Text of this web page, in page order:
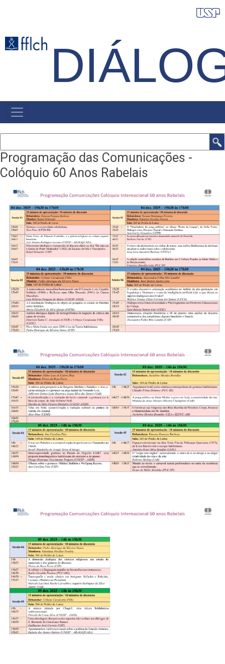
conteúdo
NAVEGAÇÃO
PRINCIPAL
Programação das Comunicações -
Colóquio 60 Anos Rabelais